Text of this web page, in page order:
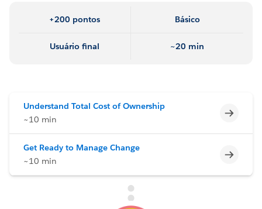
+200 pontos Básico
Usuário final ~20 min
Understand Total Cost of Ownership
~10 min
Get Ready to Manage Change
~10 min